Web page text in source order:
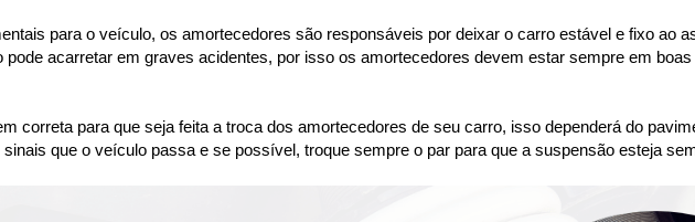
para o veículo, os amortecedores são responsáveis por deixar o carro estável e fixo ao
pode acarretar em graves acidentes, por isso os amortecedores devem estar sempre em
correta para que seja feita a troca dos amortecedores de seu carro, isso dependerá do
que o veículo passa e se possível, troque sempre o par para que a suspensão esteja